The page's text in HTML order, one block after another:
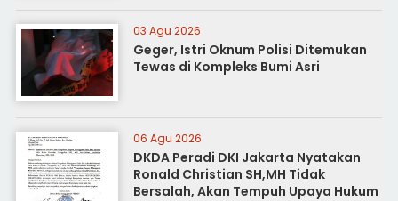
03 Agu 2026
Geger, Istri Oknum Polisi Ditemukan
Tewas di Kompleks Bumi Asri
06 Agu 2026
DKDA Peradi DKI Jakarta Nyatakan
Ronald Christian SH,MH Tidak
Bersalah, Akan Tempuh Upaya Hukum